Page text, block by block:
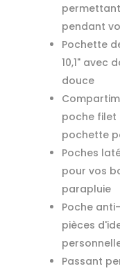
pendant
Pochette
10,1" avec
douce
poche filet
pochette
Poches
pour vos
parapluie
Poche
pièces
Passant